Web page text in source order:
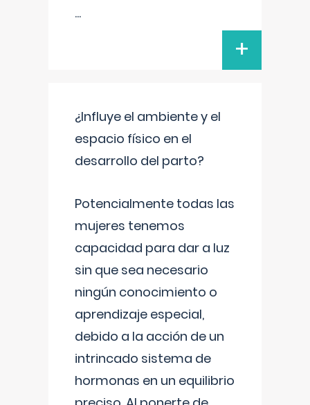
...
+
¿Influye el ambiente y el
espacio físico en el
desarrollo del parto?
Potencialmente todas las
mujeres tenemos
capacidad para dar a luz
sin que sea necesario
ningún conocimiento o
aprendizaje especial,
debido a la acción de un
intrincado sistema de
hormonas en un equilibrio